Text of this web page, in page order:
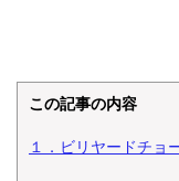
この記事の内容
１．ビリヤードチョ